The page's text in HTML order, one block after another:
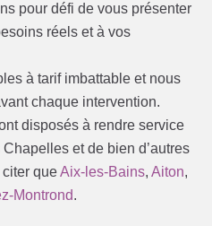
pour défi de vous présenter
réels et à vos
à tarif imbattable et nous
chaque intervention.
disposés à rendre service
et de bien d’autres
citer queAix-les-Bains,Aiton,
Montrond.